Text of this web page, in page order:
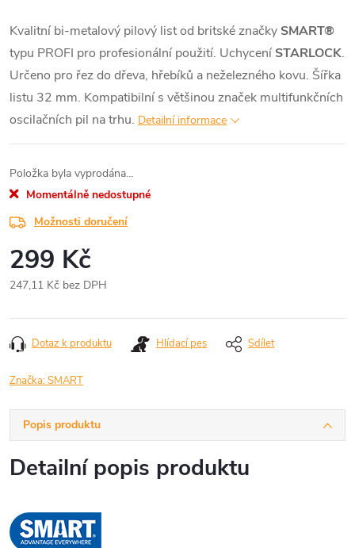
Kvalitní bi-metalový pilový list od britské značky SMART®
typu PROFI pro profesionální použití. Uchycení STARLOCK.
Určeno pro řez do dřeva, hřebíků a neželezného kovu. Šířka
listu 32 mm. Kompatibilní s většinou značek multifunkčních
oscilačních pil na trhu. Detailní informace
Položka byla vyprodána…
Momentálně nedostupné
Možnosti doručení
299 Kč
247,11 Kč bez DPH
cena:
Dotaz k produktu Hlídací pes Sdílet
Značka:SMART
Popis produktu
Detailní popis produktu